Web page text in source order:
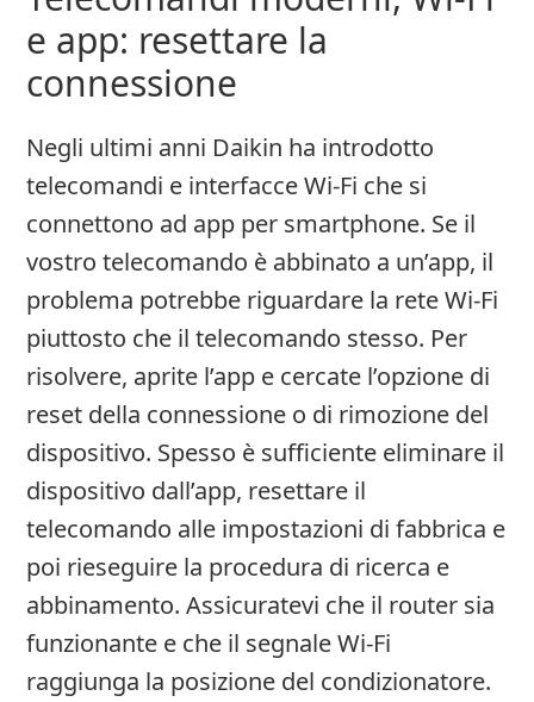
e app: resettare la
connessione
Negli ultimi anni Daikin ha introdotto
telecomandi e interfacce Wi‑Fi che si
connettono ad app per smartphone. Se il
vostro telecomando è abbinato a un’app, il
problema potrebbe riguardare la rete Wi‑Fi
piuttosto che il telecomando stesso. Per
risolvere, aprite l’app e cercate l’opzione di
reset della connessione o di rimozione del
dispositivo. Spesso è sufficiente eliminare il
dispositivo dall’app, resettare il
telecomando alle impostazioni di fabbrica e
poi rieseguire la procedura di ricerca e
abbinamento. Assicuratevi che il router sia
funzionante e che il segnale Wi‑Fi
raggiunga la posizione del condizionatore.